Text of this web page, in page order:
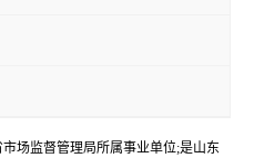
场监督管理局所属事业单位;是山东